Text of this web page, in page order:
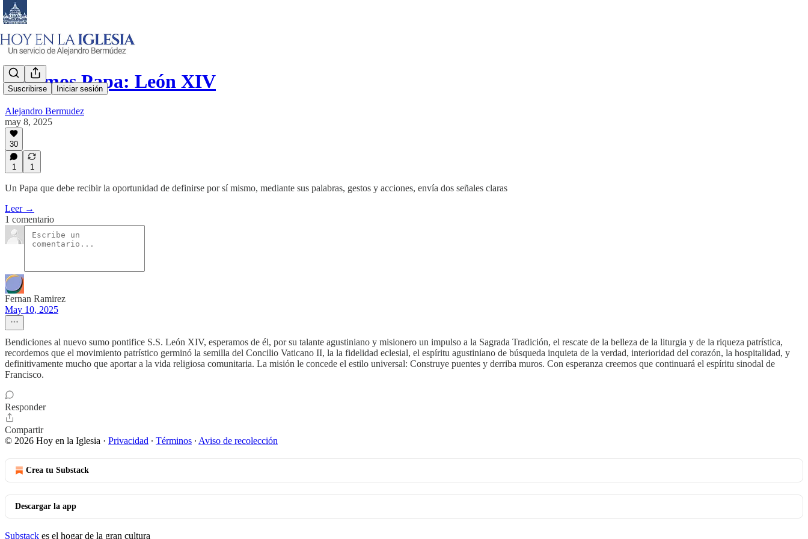
Suscribirse Iniciar sesión
Tenemos Papa: León XIV
Alejandro Bermudez
may 8, 2025
30
1 1
Un Papa que debe recibir la oportunidad de definirse por sí mismo, mediante sus palabras, gestos y acciones, envía dos señales claras
Leer →
1 comentario
Fernan Ramirez
May 10, 2025
Bendiciones al nuevo sumo pontifice S.S. León XIV, esperamos de él, por su talante agustiniano y misionero un impulso a la Sagrada Tradición, el rescate de la belleza de la liturgia y de la riqueza patrística,
recordemos que el movimiento patrístico germinó la semilla del Concilio Vaticano II, la la fidelidad eclesial, el espíritu agustiniano de búsqueda inquieta de la verdad, interioridad del corazón, la hospitalidad, y
definitivamente mucho que aportar a la vida religiosa comunitaria. La misión le concede el estilo universal: Construye puentes y derriba muros. Con esperanza creemos que continuará el espíritu sinodal de
Francisco.
Responder
Compartir
© 2026 Hoy en la Iglesia · Privacidad ∙ Términos ∙ Aviso de recolección
Crea tu Substack
Descargar la app
Substack es el hogar de la gran cultura